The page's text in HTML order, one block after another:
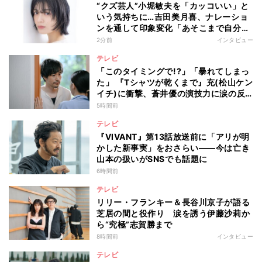
“クズ芸人”小堀敏夫を「カッコいい」と
いう気持ちに…吉田美月喜、ナレーショ
ンを通して印象変化「あそこまで自分に
正直に生きられる人は、なかなかいな
2分前 インタビュー
テレビ
「このタイミングで!?」「暴れてしまっ
た」 『Tシャツが乾くまで』充(松山ケン
イチ)に衝撃、蒼井優の演技力に涙の反
響も
5時間前
テレビ
『VIVANT』第13話放送前に「アリが明
かした新事実」をおさらい――今は亡き
山本の扱いがSNSでも話題に
6時間前
テレビ
リリー・フランキー＆長谷川京子が語る
芝居の間と役作り 涙を誘う伊藤沙莉か
ら“究極”志賀勝まで
8時間前 インタビュー
テレビ